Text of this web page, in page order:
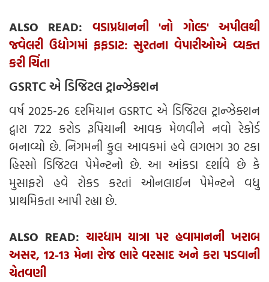
ALSO READ: વડાપ્રધાનની 'નો ગોલ્ડ' અપીલથી
જ્વેલરી ઉદ્યોગમાં ફફડાટ: સુરતના વેપારીઓએ વ્યક્ત
કરી ચિંતા
GSRTC એ ડિજિટલ ટ્રાન્ઝેક્શન
વર્ષ 2025-26 દરમિયાન GSRTC એ ડિજિટલ ટ્રાન્ઝેક્શન
દ્વારા 722 કરોડ રૂપિયાની આવક મેળવીને નવો રેકોર્ડ
બનાવ્યો છે. નિગમની કુલ આવકમાં હવે લગભગ 30 ટકા
હિસ્સો ડિજિટલ પેમેન્ટનો છે. આ આંકડા દર્શાવે છે કે
મુસાફરો હવે રોકડ કરતાં ઓનલાઈન પેમેન્ટને વધુ
પ્રાથમિકતા આપી રહ્યા છે.
ALSO READ: ચારધામ યાત્રા પર હવામાનની ખરાબ
અસર, 12-13 મેના રોજ ભારે વરસાદ અને કરા પડવાની
ચેતવણી